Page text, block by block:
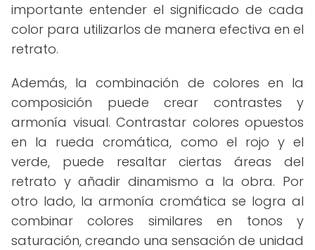
importante entender el significado de cada
color para utilizarlos de manera efectiva en el
retrato.
Además, la combinación de colores en la
composición puede crear contrastes y
armonía visual. Contrastar colores opuestos
en la rueda cromática, como el rojo y el
verde, puede resaltar ciertas áreas del
retrato y añadir dinamismo a la obra. Por
otro lado, la armonía cromática se logra al
combinar colores similares en tonos y
saturación, creando una sensación de unidad